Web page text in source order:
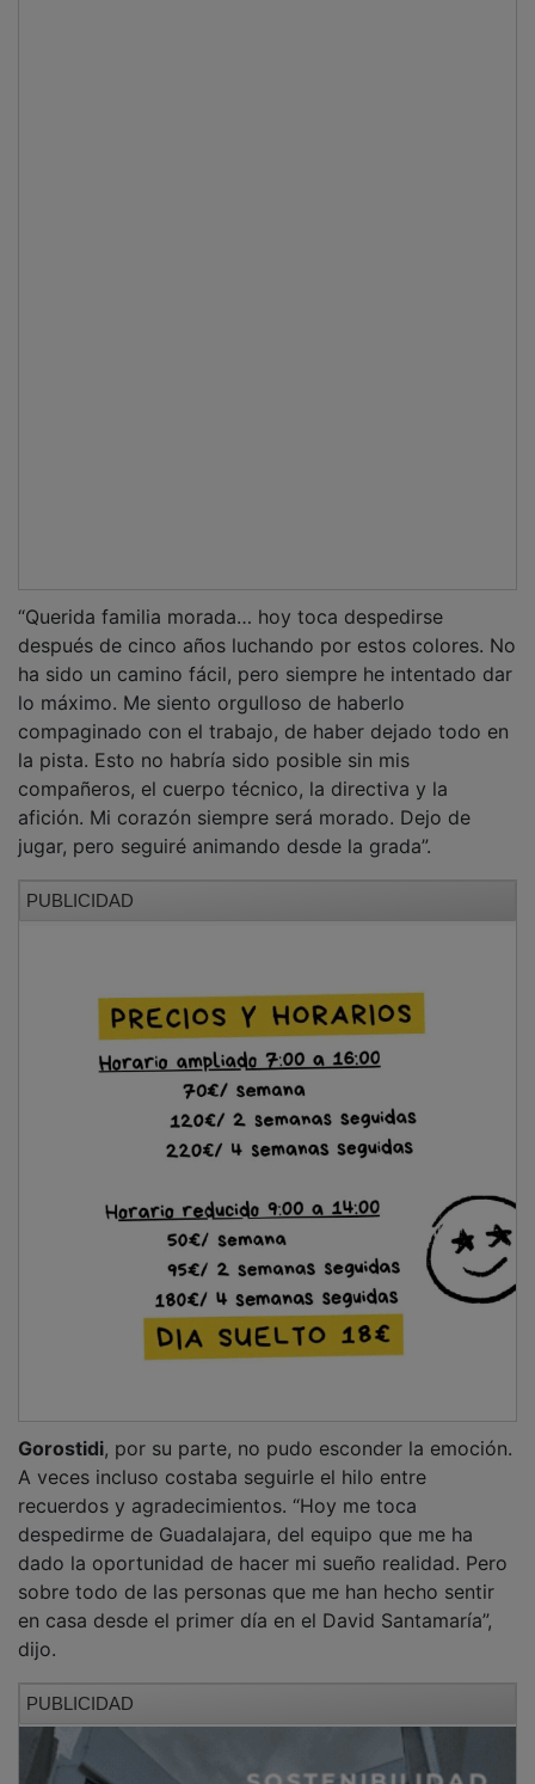
después de cinco años luchando por estos colores. No
ha sido un camino fácil, pero siempre he intentado dar
lo máximo. Me siento orgulloso de haberlo
compaginado con el trabajo, de haber dejado todo en
la pista. Esto no habría sido posible sin mis
compañeros, el cuerpo técnico, la directiva y la
afición. Mi corazón siempre será morado. Dejo de
jugar, pero seguiré animando desde la grada”.
A veces incluso costaba seguirle el hilo entre
recuerdos y agradecimientos. “Hoy me toca
despedirme de Guadalajara, del equipo que me ha
dado la oportunidad de hacer mi sueño realidad. Pero
sobre todo de las personas que me han hecho sentir
en casa desde el primer día en el David Santamaría”,
dijo.